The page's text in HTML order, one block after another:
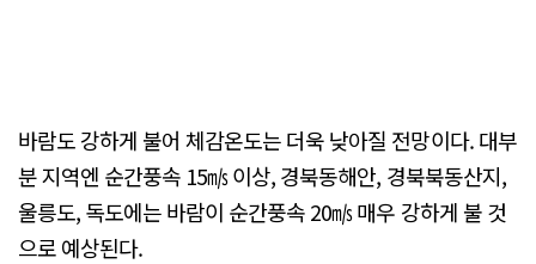
바람도 강하게 불어 체감온도는 더욱 낮아질 전망이다. 대부
분 지역엔 순간풍속 15㎧ 이상, 경북동해안, 경북북동산지,
울릉도, 독도에는 바람이 순간풍속 20㎧ 매우 강하게 불 것
으로 예상된다.